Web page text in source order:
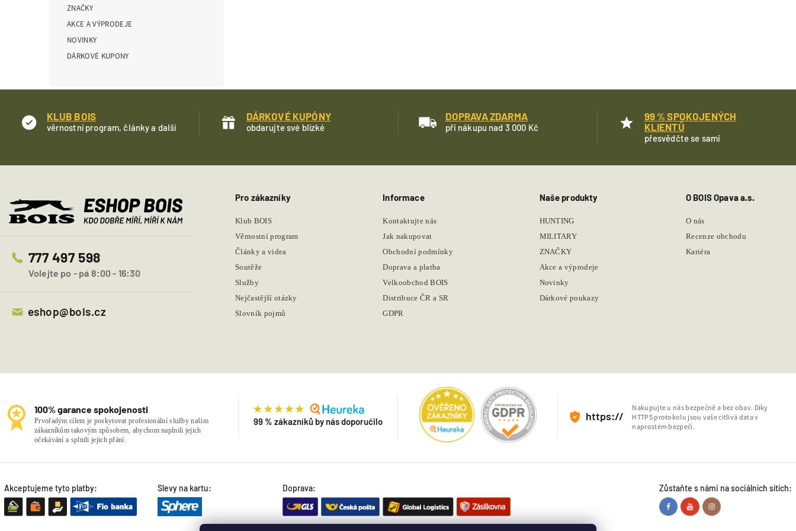
ZNAČKY
AKCE A VÝPRODEJE
NOVINKY
DÁRKOVÉ KUPONY
KLUB BOIS
věrnostní program, články a další
DÁRKOVÉ KUPÓNY
obdarujte své blízké
DOPRAVA ZDARMA
při nákupu nad 3 000 Kč
99 % SPOKOJENÝCH
KLIENTŮ
přesvědčte se sami
777 497 598
Volejte po - pá 8:00 - 16:30
eshop@bois.cz
Pro zákazníky
Klub BOIS
Věrnostní program
Články a videa
Soutěže
Služby
Nejčastější otázky
Slovník pojmů
Informace
Kontaktujte nás
Jak nakupovat
Obchodní podmínky
Doprava a platba
Velkoobchod BOIS
Distribuce ČR a SR
GDPR
Naše produkty
HUNTING
MILITARY
ZNAČKY
Akce a výprodeje
Novinky
Dárkové poukazy
O BOIS Opava a.s.
O nás
Recenze obchodu
Kariéra
100% garance spokojenosti
Prvořadým cílem je poskytovat profesionální služby našim
zákazníkům takovým způsobem, abychom naplnili jejich
očekávání a splnili jejich přání.
99 % zákazníků by nás doporučilo https://
Nakupujte u nás bezpečně a bez obav. Díky
HTTPS protokolu jsou vaše citlivá data v
naprostém bezpečí.
Akceptujeme tyto platby: Slevy na kartu: Doprava: Zůstaňte s námi na sociálních sítích: